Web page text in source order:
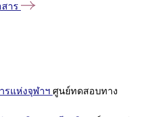
าร
รแห่งจุฬาฯ ศูนย์ทดสอบทาง